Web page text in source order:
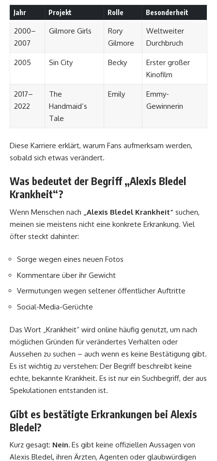
Jahr Projekt Rolle Besonderheit
2000–
2007
Gilmore Girls
Rory
Gilmore
Weltweiter
Durchbruch
2005 Sin City Becky
Erster großer
Kinofilm
2017–
2022
The
Handmaid’s
Tale
Emily
Emmy-
Gewinnerin
Diese Karriere erklärt, warum Fans aufmerksam werden,
sobald sich etwas verändert.
Was bedeutet der Begriff „Alexis Bledel
Krankheit“?
Wenn Menschen nach „Alexis Bledel Krankheit“ suchen,
meinen sie meistens nicht eine konkrete Erkrankung. Viel
öfter steckt dahinter:
Sorge wegen eines neuen Fotos
Kommentare über ihr Gewicht
Vermutungen wegen seltener öffentlicher Auftritte
Social-Media-Gerüchte
Das Wort „Krankheit“ wird online häufig genutzt, um nach
möglichen Gründen für verändertes Verhalten oder
Aussehen zu suchen – auch wenn es keine Bestätigung gibt.
Es ist wichtig zu verstehen: Der Begriff beschreibt keine
echte, bekannte Krankheit. Es ist nur ein Suchbegriff, der aus
Spekulationen entstanden ist.
Gibt es bestätigte Erkrankungen bei Alexis
Bledel?
Kurz gesagt: Nein. Es gibt keine offiziellen Aussagen von
Alexis Bledel, ihren Ärzten, Agenten oder glaubwürdigen